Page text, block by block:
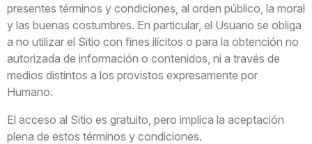
presentes términos y condiciones, al orden público, la moral
y las buenas costumbres. En particular, el Usuario se obliga
a no utilizar el Sitio con fines ilícitos o para la obtención no
autorizada de información o contenidos, ni a través de
medios distintos a los provistos expresamente por
Humano.
El acceso al Sitio es gratuito, pero implica la aceptación
plena de estos términos y condiciones.